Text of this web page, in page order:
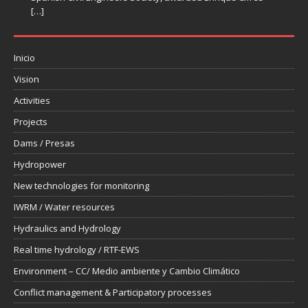
[…]
Minister
USSD
Inicio
Vision
Activities
Projects
Dams / Presas
Hydropower
New technologies for monitoring
IWRM / Water resources
Hydraulics and Hydrology
Real time hydrology / RTF-EWS
Environment – CC/ Medio ambiente y Cambio Climático
Conflict management & Participatory processes